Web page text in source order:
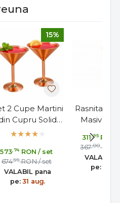
15%
2 Cupe Martini
Cupru Solid
Cocktailuri
573,74 RON / set
674,99 RON / set
VALABIL pana
pe: 31 aug.
Rasnita din
Masiv H
pentru
Cafea
311,95 RON
367,00 RON
VALABIL
pe: